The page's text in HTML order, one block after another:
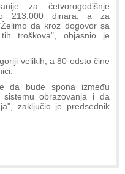
za četvorogodišnje
213.000 dinara, a za
da kroz dogovor sa
troškova", objasnio je
velikih, a 80 odsto čine
da bude spona između
obrazovanja i da
zaključio je predsednik